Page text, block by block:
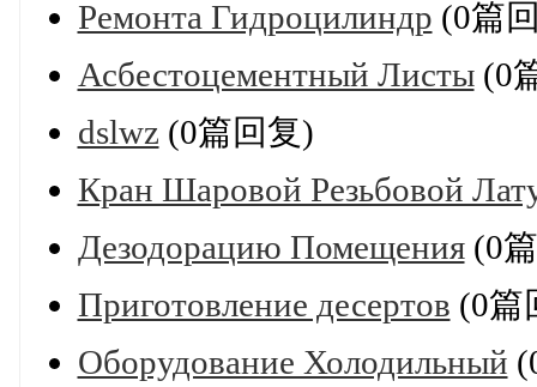
Ремонта Гидроцилиндр (0篇
Асбестоцементный Листы(0
dslwz (0篇回复)
Кран Шаровой Резьбовой
Дезодорацию Помещения(0
Приготовление десертов (0篇
Оборудование Холодильный